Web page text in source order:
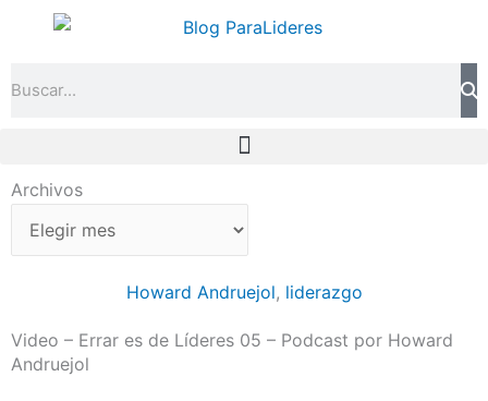
Archivos
Archivos
Howard Andruejol, liderazgo
Video – Errar es de Líderes 05 – Podcast por Howard
Andruejol